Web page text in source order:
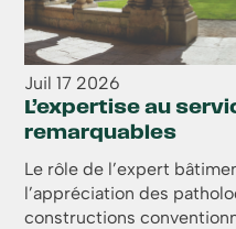
Juil 17 2026
L’expertise au
remarquables
Le rôle de l’expert
l’appréciation des
constructions